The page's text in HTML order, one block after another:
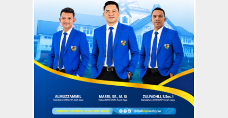
Redaksi Tentang Kami
Copyright @2026 Aceh Jaya Post